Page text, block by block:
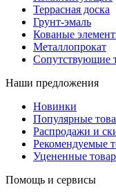
Террасная доска
Грунт-эмаль
Кованые
Металлопрокат
Сопутствующие
Наши предложения
Новинки
Популярные
Распродажи и
Рекомендуемые
Уцененные
Помощь и сервисы